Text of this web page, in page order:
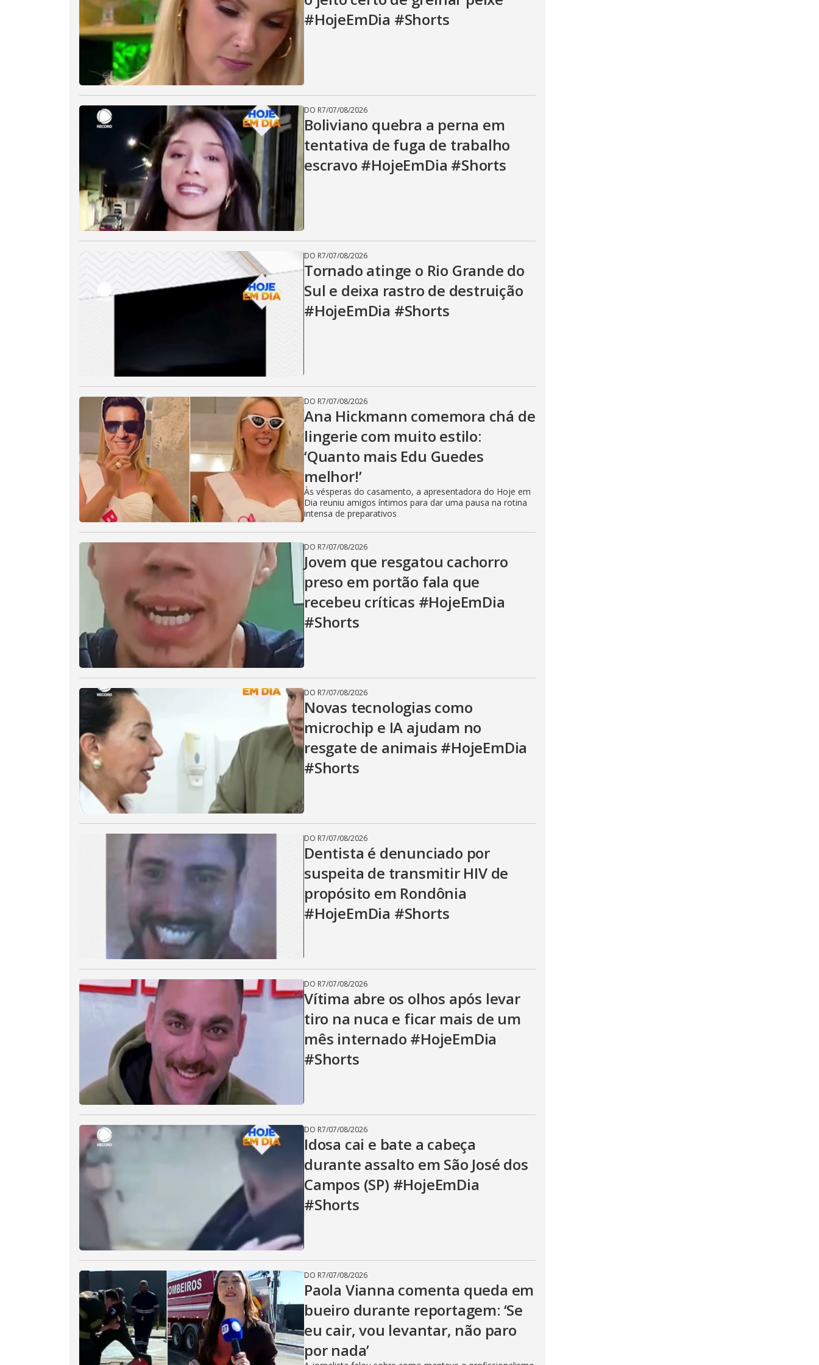
i
d
e
o
#HojeEmDia #Shorts
DO R7/07/08/2026
Boliviano quebra a perna em
tentativa de fuga de trabalho
escravo #HojeEmDia #Shorts
DO R7/07/08/2026
Tornado atinge o Rio Grande do
Sul e deixa rastro de destruição
#HojeEmDia #Shorts
DO R7/07/08/2026
Ana Hickmann comemora chá de
lingerie com muito estilo:
‘Quanto mais Edu Guedes
melhor!’
Às vésperas do casamento, a apresentadora do Hoje em
Dia reuniu amigos íntimos para dar uma pausa na rotina
intensa de preparativos
DO R7/07/08/2026
Jovem que resgatou cachorro
preso em portão fala que
recebeu críticas #HojeEmDia
#Shorts
DO R7/07/08/2026
Novas tecnologias como
microchip e IA ajudam no
resgate de animais #HojeEmDia
#Shorts
DO R7/07/08/2026
Dentista é denunciado por
suspeita de transmitir HIV de
propósito em Rondônia
#HojeEmDia #Shorts
DO R7/07/08/2026
Vítima abre os olhos após levar
tiro na nuca e ficar mais de um
mês internado #HojeEmDia
#Shorts
DO R7/07/08/2026
Idosa cai e bate a cabeça
durante assalto em São José dos
Campos (SP) #HojeEmDia
#Shorts
DO R7/07/08/2026
Paola Vianna comenta queda em
bueiro durante reportagem: ‘Se
eu cair, vou levantar, não paro
por nada’